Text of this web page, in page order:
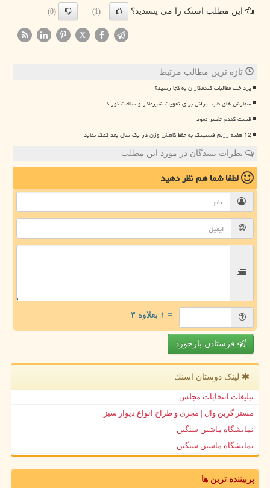
این مطلب اسنک را می پسندید؟ (1)
(0)
X
تازه ترین مطالب مرتبط
پرداخت مطالبات گندمکاران به کجا رسید؟
سفارش های طب ایرانی برای تقویت شیرمادر و سلامت نوزاد
قیمت گندم تغییر نمود
12 هفته رژیم فستینگ به حفظ کاهش وزن در یک سال بعد کمک نماید
نظرات بینندگان در مورد این مطلب
لطفا شما همنظر دهید
= ۱ بعلاوه ۳
فرستادن بازخورد
لینک دوستان اسنك
تبلیغات انتخابات مجلس
مستر گرین وال | مجری و طراح انواع دیوار سبز
نمایشگاه ماشین سنگین
نمایشگاه ماشین سنگین
پربیننده ترین ها